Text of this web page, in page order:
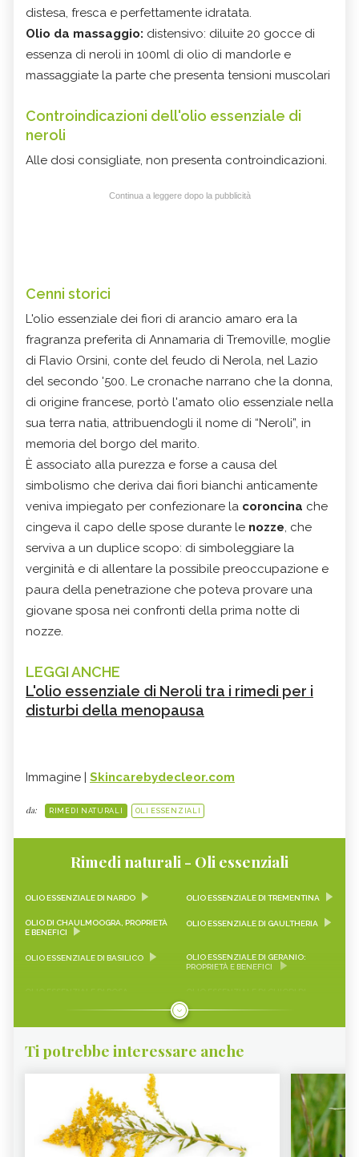
distesa, fresca e perfettamente idratata.
Olio da massaggio: distensivo: diluite 20 gocce di
essenza di neroli in 100ml di olio di mandorle e
massaggiate la parte che presenta tensioni muscolari
Controindicazioni dell'olio essenziale di
neroli
Alle dosi consigliate, non presenta controindicazioni.
Continua a leggere dopo la pubblicità
Cenni storici
L'olio essenziale dei fiori di arancio amaro era la
fragranza preferita di Annamaria di Tremoville, moglie
di Flavio Orsini, conte del feudo di Nerola, nel Lazio
del secondo '500. Le cronache narrano che la donna,
di origine francese, portò l'amato olio essenziale nella
sua terra natia, attribuendogli il nome di “Neroli”, in
memoria del borgo del marito.
È associato alla purezza e forse a causa del
simbolismo che deriva dai fiori bianchi anticamente
veniva impiegato per confezionare la coroncina che
cingeva il capo delle spose durante le nozze, che
serviva a un duplice scopo: di simboleggiare la
verginità e di allentare la possibile preoccupazione e
paura della penetrazione che poteva provare una
giovane sposa nei confronti della prima notte di
nozze.
LEGGI ANCHE
L'olio essenziale di Neroli tra i rimedi per i
disturbi della menopausa
Immagine | Skincarebydecleor.com
da: RIMEDI NATURALI OLI ESSENZIALI
Rimedi naturali - Oli essenziali
OLIO ESSENZIALE DI NARDO OLIO ESSENZIALE DI TREMENTINA
OLIO DI CHAULMOOGRA, PROPRIETÀ
E BENEFICI
OLIO ESSENZIALE DI GAULTHERIA
OLIO ESSENZIALE DI BASILICO
OLIO ESSENZIALE DI GERANIO:
PROPRIETÀ E BENEFICI
OLIO ESSENZIALE DI ROSA
OLIO ESSENZIALE DI CHIODI DI
OLIO ESSENZIALE DI ARANCIO
OLIO ESSENZIALE DI CAMOMILLA
OLIO ESSENZIALE DI ALLORO
OLIO ESSENZIALE DI PINO OLIO ESSENZIALE DI CIPRESSO
OLIO ESSENZIALE DI TIMO ROSSO
OLIO ESSENZIALE DI MIRTO OLIO ESSENZIALE DI ZENZERO
Ti potrebbe interessare anche